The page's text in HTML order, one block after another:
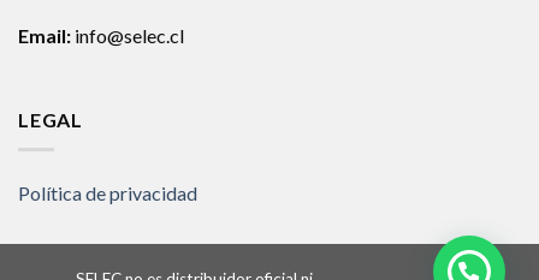
Email: info@selec.cl
LEGAL
Política de privacidad